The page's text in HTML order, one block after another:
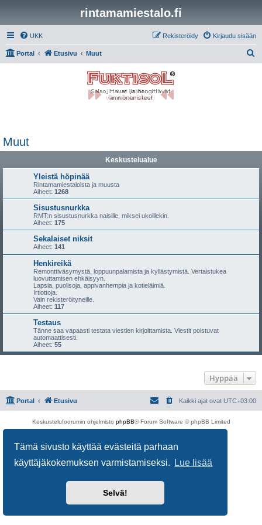
Tämä sivusto käyttää evästeitä parhaan
käyttäjäkokemuksen varmistamiseksi.
Lue lisää
Selvä!
rintamamiestalo.fi
UKK Kirjaudu sisään
Rekisteröidy
Portal Etusivu Muut
Muut
Keskustelualue
Yleistä höpinää
Rintamamiestaloista ja muusta
Aiheet: 1268
Sisustusnurkka
RMT:n sisustusnurkka naisille, miksei ukoillekin.
Aiheet: 175
Sekalaiset niksit
Aiheet: 141
Henkireikä
Remonttiväsymystä, loppuunpalamista ja kyllästymistä. Vertaistukea
luovuttamisen ehkäisyyn.
Lapsia, puolisoja, appivanhempia ja kotieläimiä.
Irtiottoja.
Vain rekisteröityneille.
Aiheet: 117
Testaus
Tänne saa vapaasti testata viestien kirjoittamista. Viestit poistuvat
automaattisesti.
Aiheet: 55
Hyppää
Portal Etusivu Kaikki ajat ovat UTC+03:00
Keskustelufoorumin ohjelmisto phpBB® Forum Software © phpBB Limited
Yksityisyys|Ehdot